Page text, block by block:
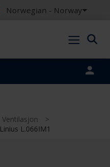
Norwegian - Norway
Ventilasjon
>
Linius L.066IM1